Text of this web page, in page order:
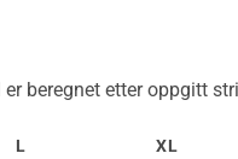
beregnet etter oppgitt
L XL